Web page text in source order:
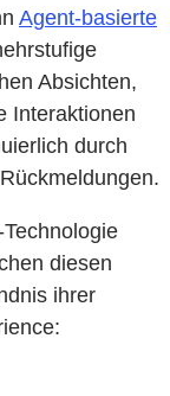
Agent-basierte
Absichten,
Interaktionen
durch
diesen
ihrer